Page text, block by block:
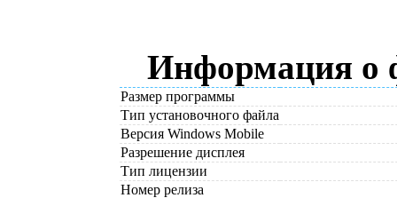
Информация о
Размер программы
Тип установочного файла
Версия Windows Mobile
Разрешение дисплея
Тип лицензии
Номер релиза